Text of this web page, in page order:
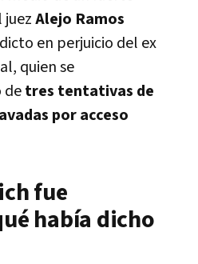
Alejo Ramos
en perjuicio del ex
quien se
detres tentativas de
por acceso
fue
había dicho